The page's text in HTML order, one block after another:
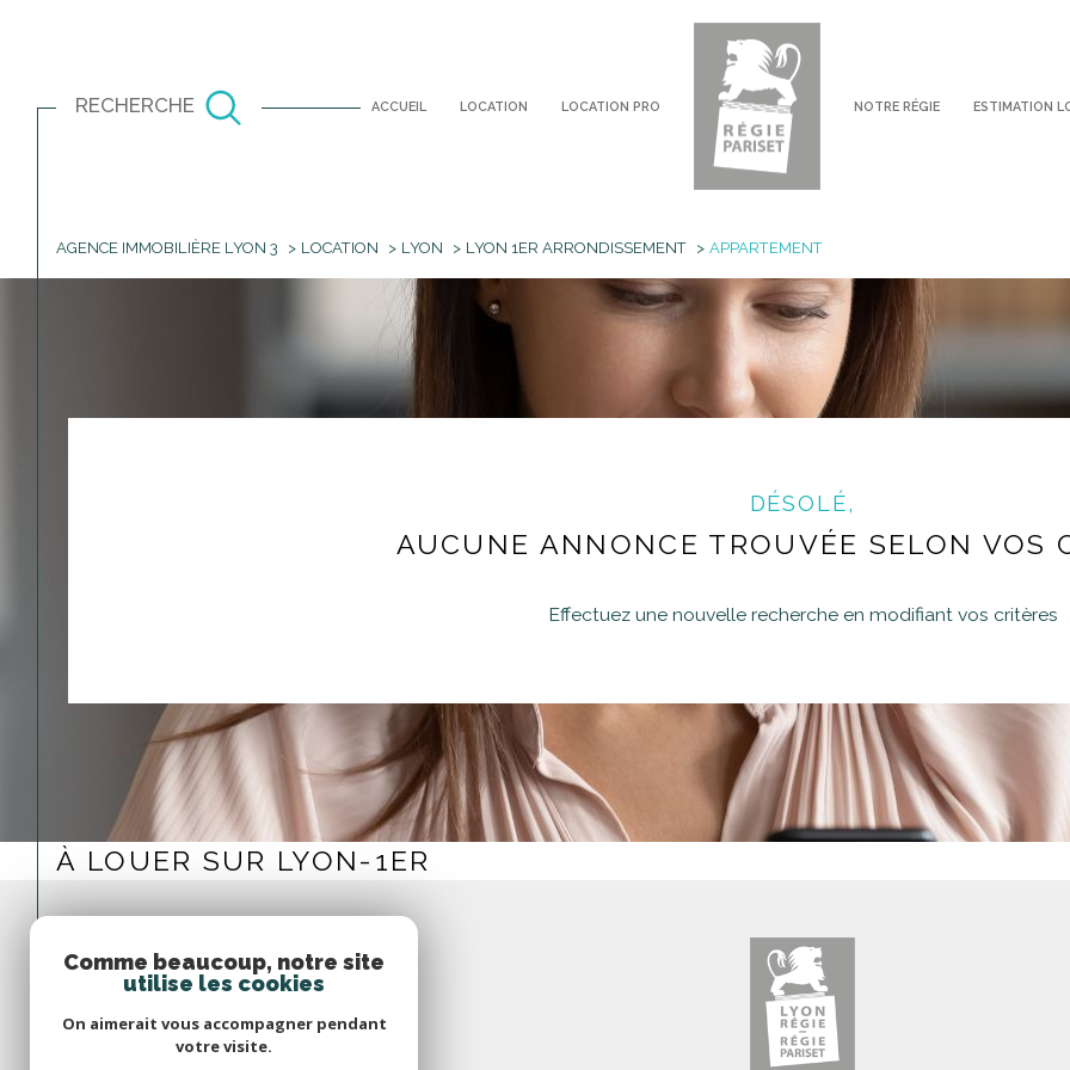
ACCUEIL LOCATION LOCATION PRO NOTRE RÉGIE ESTIMATION
RECHERCHE
Louer
à l'année
LOYER
Appartement
AGENCE IMMOBILIÈRE LYON 3 LOCATION LYON LYON 1ER ARRONDISSEMENT APPARTEMENT
DÉSOLÉ,
AUCUNE ANNONCE TROUVÉE SELON VOS
Effectuez une nouvelle recherche en modifiant vos critères
À LOUER SUR LYON-1ER
Comme beaucoup, notre site
utilise les cookies
On aimerait vous accompagner pendant
votre visite.